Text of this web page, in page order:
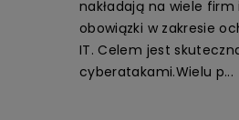
nakładają na wiele
obowiązki w zakresie
IT. Celem jest
cyberatakami.Wielu p...